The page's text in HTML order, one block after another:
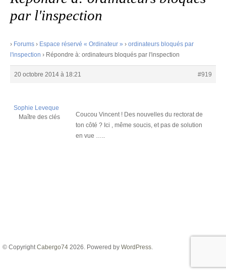
par l'inspection
› Forums › Espace réservé « Ordinateur » › ordinateurs bloqués par
l'inspection › Répondre à: ordinateurs bloqués par l'inspection
20 octobre 2014 à 18:21 #919
Sophie Leveque
Maître des clés
Coucou Vincent ! Des nouvelles du rectorat de
ton côté ? Ici , même soucis, et pas de solution
en vue …..
© CopyrightCabergo74 2026. Powered by WordPress.